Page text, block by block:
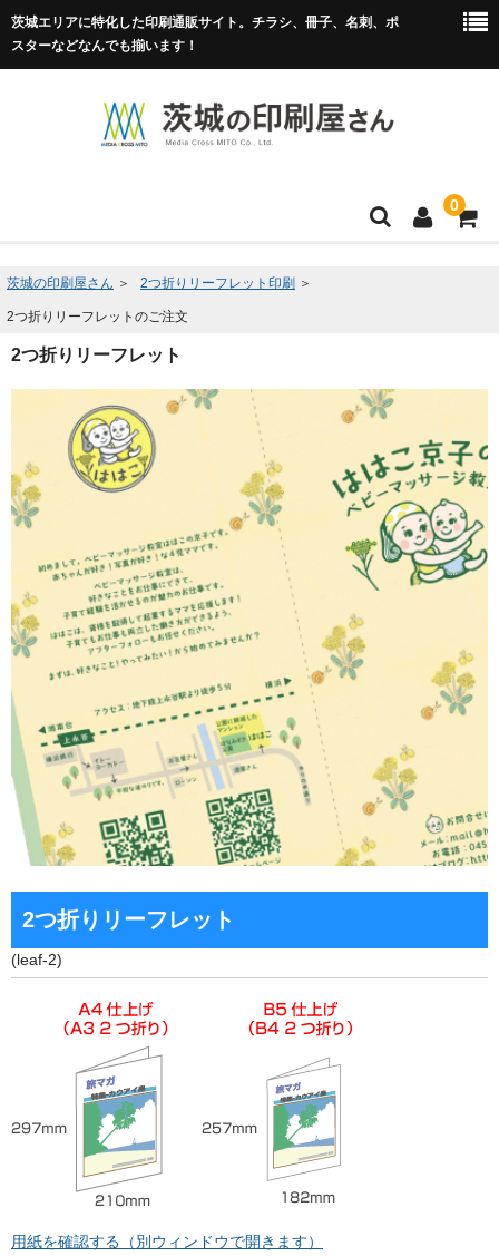
茨城エリアに特化した印刷通販サイト。チラシ、冊子、名刺、ポ
スターなどなんでも揃います！
0
HOME
フルカラー冊子印刷
チラシ
リーフレット
ポスター
データの作り方
お問い合わせ
会社概要
茨城の印刷屋さん ＞ 2つ折りリーフレット印刷 ＞
2つ折りリーフレットのご注文
2つ折りリーフレット
2つ折りリーフレット
(leaf-2)
用紙を確認する（別ウィンドウで開きます）